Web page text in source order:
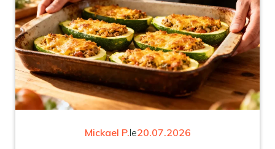
Mickael P.le20.07.2026